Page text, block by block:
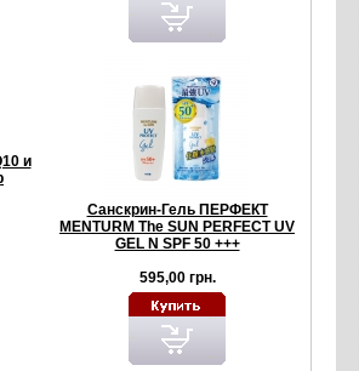
и
Санскрин-Гель ПЕРФЕКТ
MENTURM The SUN PERFECT UV
GEL N SPF 50 +++
595,00 грн.